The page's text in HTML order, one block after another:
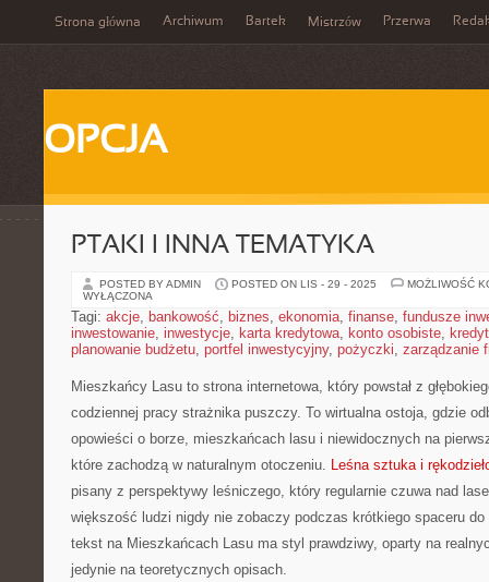
Strona główna Archiwum Bartek Mistrzów Przerwa
OPCJA
PTAKI I INNA TEMATYKA
POSTED BY ADMIN POSTED ON LIS - 29 - 2025
MOŻLIWOŚĆ
WYŁĄCZONA
Tagi: akcje, bankowość, biznes, ekonomia, finanse, fundusze
inwestowanie, inwestycje, karta kredytowa, konto osobiste,
planowanie budżetu, portfel inwestycyjny, pożyczki, zarządzanie
Mieszkańcy Lasu to strona internetowa, który powstał z
codziennej pracy strażnika puszczy. To wirtualna ostoja, gdzie
opowieści o borze, mieszkańcach lasu i niewidocznych na
które zachodzą w naturalnym otoczeniu. Leśna sztuka i
pisany z perspektywy leśniczego, który regularnie czuwa nad
większość ludzi nigdy nie zobaczy podczas krótkiego spaceru
tekst na Mieszkańcach Lasu ma styl prawdziwy, oparty na
jedynie na teoretycznych opisach.